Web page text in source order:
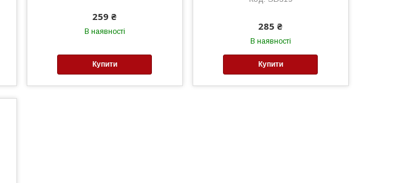
259 ₴
В наявності
Купити
285 ₴
В наявності
Купити